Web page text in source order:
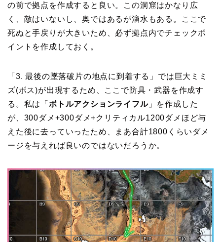
の前で拠点を作成すると良い。この洞窟はかなり広
く、敵はいないし、奥ではあるが溜水もある。ここで
死ぬと手戻りが大きいため、必ず拠点内でチェックポ
イントを作成しておく。
「3.最後の墜落破片の地点に到着する 」では巨大ミミ
ズ(ボス)が出現するため、ここで防具・武器を作成す
る。私は「 ボトルアクションライフル」を作成した
が、300ダメ+300ダメ+クリティカル1200ダメほど与
えた後に去っていったため、まあ合計1800くらいダメ
ージを与えれば良いのではないだろうか。